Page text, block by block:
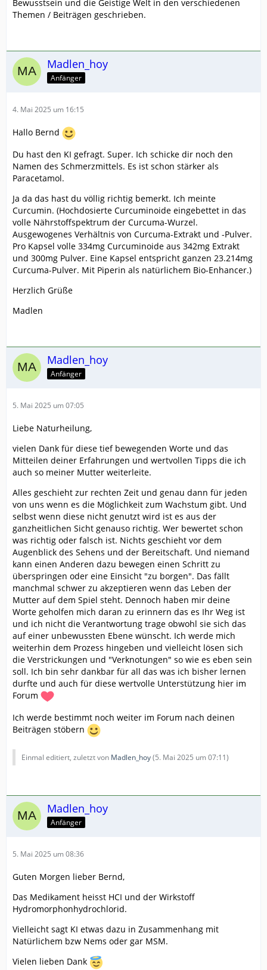
Bewusstsein und die Geistige Welt in den verschiedenen
Themen / Beiträgen geschrieben.
Madlen_hoy
Anfänger
4. Mai 2025 um 16:15
Hallo Bernd
Du hast den KI gefragt. Super. Ich schicke dir noch den
Namen des Schmerzmittels. Es ist schon stärker als
Paracetamol.
Ja da das hast du völlig richtig bemerkt. Ich meinte
Curcumin. (Hochdosierte Curcuminoide eingebettet in das
volle Nährstoffspektrum der Curcuma-Wurzel.
Ausgewogenes Verhältnis von Curcuma-Extrakt und -Pulver.
Pro Kapsel volle 334mg Curcuminoide aus 342mg Extrakt
und 300mg Pulver. Eine Kapsel entspricht ganzen 23.214mg
Curcuma-Pulver. Mit Piperin als natürlichem Bio-Enhancer.)
Herzlich Grüße
Madlen
Madlen_hoy
Anfänger
5. Mai 2025 um 07:05
Liebe Naturheilung,
vielen Dank für diese tief bewegenden Worte und das
Mitteilen deiner Erfahrungen und wertvollen Tipps die ich
auch so meiner Mutter weiterleite.
Alles geschieht zur rechten Zeit und genau dann für jeden
von uns wenn es die Möglichkeit zum Wachstum gibt. Und
selbst wenn diese nicht genutzt wird ist es aus der
ganzheitlichen Sicht genauso richtig. Wer bewertet schon
was richtig oder falsch ist. Nichts geschieht vor dem
Augenblick des Sehens und der Bereitschaft. Und niemand
kann einen Anderen dazu bewegen einen Schritt zu
überspringen oder eine Einsicht "zu borgen". Das fällt
manchmal schwer zu akzeptieren wenn das Leben der
Mutter auf dem Spiel steht. Dennoch haben mir deine
Worte geholfen mich daran zu erinnern das es Ihr Weg ist
und ich nicht die Verantwortung trage obwohl sie sich das
auf einer unbewussten Ebene wünscht. Ich werde mich
weiterhin dem Prozess hingeben und vielleicht lösen sich
die Verstrickungen und "Verknotungen" so wie es eben sein
soll. Ich bin sehr dankbar für all das was ich bisher lernen
durfte und auch für diese wertvolle Unterstützung hier im
Forum
Ich werde bestimmt noch weiter im Forum nach deinen
Beiträgen stöbern
Einmal editiert, zuletzt von Madlen_hoy(5. Mai 2025 um 07:11)
Madlen_hoy
Anfänger
5. Mai 2025 um 08:36
Guten Morgen lieber Bernd,
Das Medikament heisst HCI und der Wirkstoff
Hydromorphonhydrochlorid.
Vielleicht sagt KI etwas dazu in Zusammenhang mit
Natürlichem bzw Nems oder gar MSM.
Vielen lieben Dank